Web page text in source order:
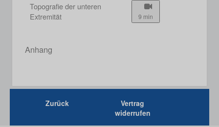
Topografie der unteren
Extremität
9 min
Anhang
Zurück
Vertrag
widerrufen